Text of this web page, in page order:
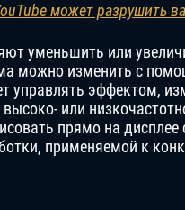
может разрушить
уменьшить или
можно изменить с
управлять эффектом,
или
прямо на дисплее
применяемой к